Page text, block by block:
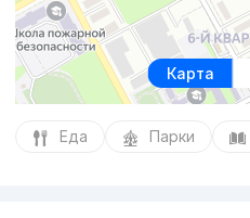
Карта
Еда Парки